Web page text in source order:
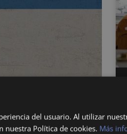
del usuario. Al utilizar
nuestra Política de cookies. Más